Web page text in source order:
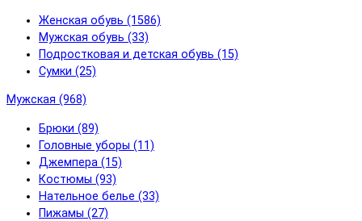
Женская обувь (1586)
Мужская обувь (33)
Подростковая и детская обувь (15)
Сумки (25)
Мужская (968)
Брюки (89)
Головные уборы (11)
Джемпера (15)
Костюмы (93)
Нательное белье (33)
Пижамы (27)